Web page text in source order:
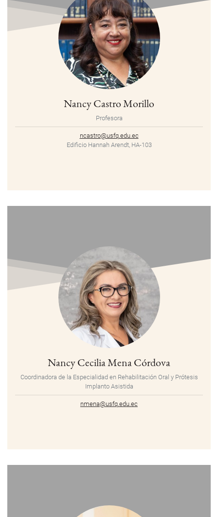
Nancy Castro Morillo
Profesora
ncastro@usfq.edu.ec
Edificio Hannah Arendt, HA-103
Nancy Cecilia Mena Córdova
Coordinadora de la Especialidad en Rehabilitación Oral y Prótesis
Implanto Asistida
nmena@usfq.edu.ec